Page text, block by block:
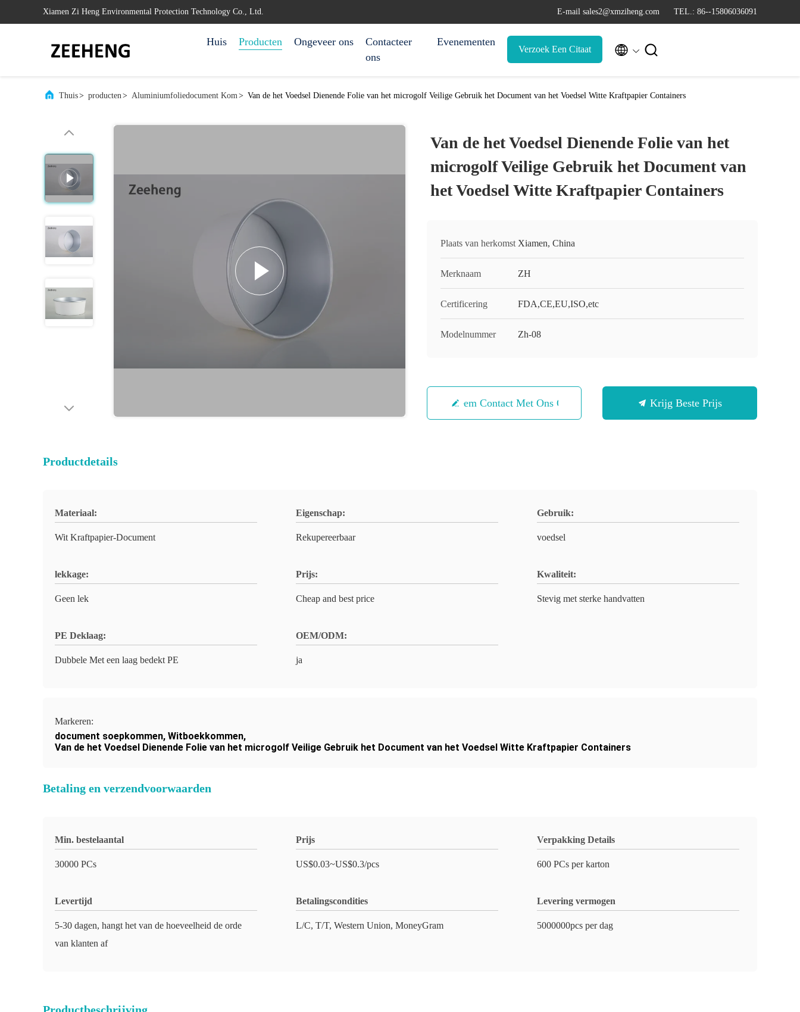
Xiamen Zi Heng Environmental Protection Technology Co., Ltd. E-mail sales2@xmziheng.com TEL.: 86--15806036091
Huis Producten Ongeveer ons
Contacteer
ons
Evenementen
Verzoek Een Citaat  
Thuis> producten> Aluminiumfoliedocument Kom> Van de het Voedsel Dienende Folie van het microgolf Veilige Gebruik het Document van het Voedsel Witte Kraftpapier Containers
Van de het Voedsel Dienende Folie van het
microgolf Veilige Gebruik het Document van
het Voedsel Witte Kraftpapier Containers
Plaats van herkomst Xiamen, China
Merknaam ZH
Certificering FDA,CE,EU,ISO,etc
Modelnummer Zh-08
Neem Contact Met Ons Op Krijg Beste Prijs
Productdetails
Materiaal:
Wit Kraftpapier-Document
Eigenschap:
Rekupereerbaar
Gebruik:
voedsel
lekkage:
Geen lek
Prijs:
Cheap and best price
Kwaliteit:
Stevig met sterke handvatten
PE Deklaag:
Dubbele Met een laag bedekt PE
OEM/ODM:
ja
Markeren:
document soepkommen, Witboekkommen,
Van de het Voedsel Dienende Folie van het microgolf Veilige Gebruik het Document van het Voedsel Witte Kraftpapier Containers
Betaling en verzendvoorwaarden
Min. bestelaantal
30000 PCs
Prijs
US$0.03~US$0.3/pcs
Verpakking Details
600 PCs per karton
Levertijd
5-30 dagen, hangt het van de hoeveelheid de orde
van klanten af
Betalingscondities
L/C, T/T, Western Union, MoneyGram
Levering vermogen
5000000pcs per dag